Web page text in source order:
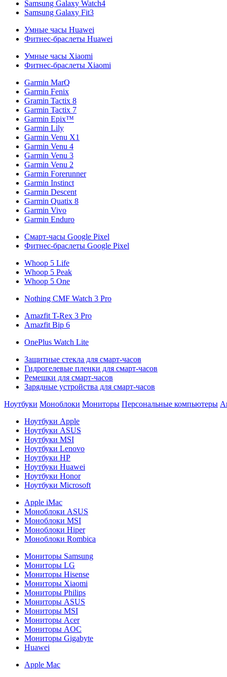
Samsung Galaxy Watch4
Samsung Galaxy Fit3
Умные часы Huawei
Фитнес-браслеты Huawei
Умные часы Xiaomi
Фитнес-браслеты Xiaomi
Garmin MarQ
Garmin Fenix
Gramin Tactix 8
Garmin Tactix 7
Garmin Epix™
Garmin Lily
Garmin Venu X1
Garmin Venu 4
Garmin Venu 3
Garmin Venu 2
Garmin Forerunner
Garmin Instinct
Garmin Descent
Garmin Quatix 8
Garmin Vivo
Garmin Enduro
Смарт-часы Google Pixel
Фитнес-браслеты Google Pixel
Whoop 5 Life
Whoop 5 Peak
Whoop 5 One
Nothing CMF Watch 3 Pro
Amazfit T-Rex 3 Pro
Amazfit Bip 6
OnePlus Watch Lite
Защитные стекла для смарт-часов
Гидрогелевые пленки для смарт-часов
Ремешки для смарт-часов
Зарядные устройства для смарт-часов
Ноутбуки Моноблоки Мониторы Персональные компьютеры
Ноутбуки Apple
Ноутбуки ASUS
Ноутбуки MSI
Ноутбуки Lenovo
Ноутбуки HP
Ноутбуки Huawei
Ноутбуки Honor
Ноутбуки Microsoft
Apple iMac
Моноблоки ASUS
Моноблоки MSI
Моноблоки Hiper
Моноблоки Rombica
Мониторы Samsung
Мониторы LG
Мониторы Hisense
Мониторы Xiaomi
Мониторы Philips
Мониторы ASUS
Мониторы MSI
Мониторы Acer
Мониторы AOC
Мониторы Gigabyte
Huawei
Apple Mac